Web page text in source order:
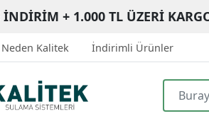
İNDİRİM + 1.000 TL ÜZERİ
Neden Kalitek İndirimli Ürünler